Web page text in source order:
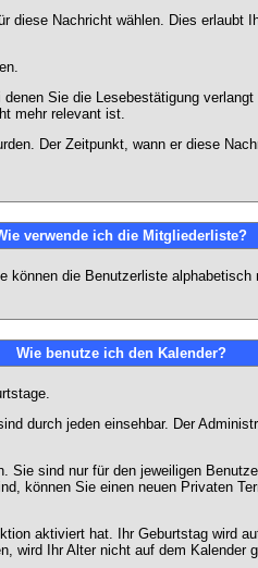
Nachricht wählen. Dies erlaubt
Sie die Lesebestätigung
mehr relevant ist.
Der Zeitpunkt, wann er diese
verwende ich die Mitgliederliste?
die Benutzerliste
Wie benutze ich den Kalender?
durch jeden einsehbar. Der
sind nur für den jeweiligen
können Sie einen neuen Privaten
aktiviert hat. Ihr Geburtstag wird
wird Ihr Alter nicht auf dem Kalender